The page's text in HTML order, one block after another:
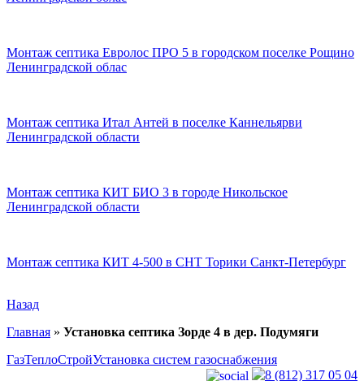
Монтаж септика Евролос ПРО 5 в городском поселке Рощино
Ленинградской облас
Монтаж септика Итал Антей в поселке Каннельярви
Ленинградской области
Монтаж септика КИТ БИО 3 в городе Никольское
Ленинградской области
Монтаж септика КИТ 4-500 в СНТ Торики Санкт-Петербург
Назад
Главная » Установка септика Зорде 4 в дер. Подумяги
ГазТеплоСтройУстановка систем газоснабжения
8 (812) 317 05 04